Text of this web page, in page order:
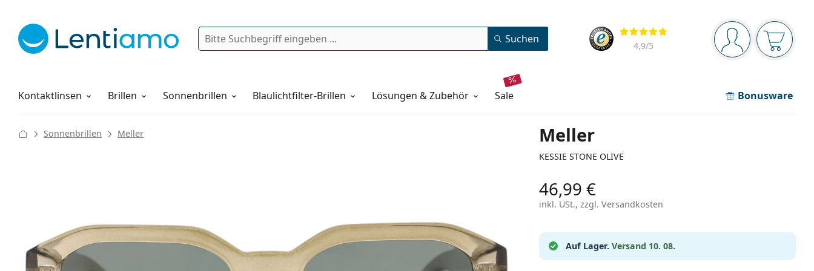
Navigationsleiste
Sie sind Der
Bewertung
4,9/5
Suche Suchen
Kontaktlinsen
Pflegemittel Brillen Sonnenbrillen Blaulichtfilter-Brillen Lösungen & Zubehör sale Bonusware
Alles über den Einkauf
Meller
KESSIE STONE OLIVE
Sonnenbrillen Meller
46,99 €
inkl. USt., zzgl. Versandkosten
Auf Lager. Versand 10. 08.